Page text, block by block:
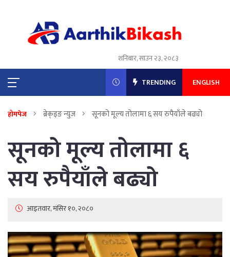
शनिबार, साउन २३, २०८३
TRENDING ENGLISH
होमपेज ब्रेक्इङ न्युज सूनको मूल्य तोलामा ६ सय रुपैयाँले बढ्यो
सूनको मूल्य तोलामा ६
सय रुपैयाँले बढ्यो
आइतवार, मंसिर १०, २०८०